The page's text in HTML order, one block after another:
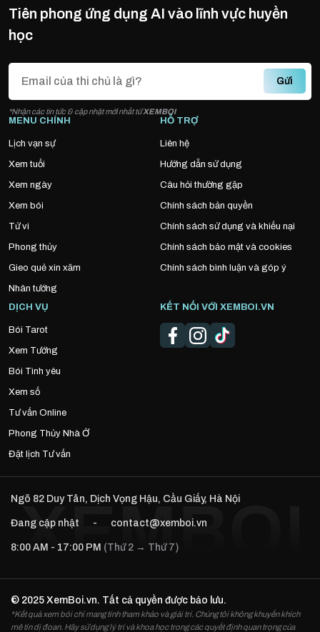
Tiên phong ứng dụng AI vào lĩnh vực huyền
học
Gửi
*Nhận các tin tức & cập nhật mới nhất từXEMBOI
MENU CHÍNH
Lịch vạn sự
Xem tuổi
Xem ngày
Xem bói
Tử vi
Phong thủy
Gieo quẻ xin xăm
Nhân tướng
HỖ TRỢ
Liên hệ
Hướng dẫn sử dụng
Câu hỏi thường gặp
Chính sách bản quyền
Chính sách sử dụng và khiếu nại
Chính sách bảo mật và cookies
Chính sách bình luận và góp ý
DỊCH VỤ
Bói Tarot
Xem Tướng
Bói Tình yêu
Xem số
Tư vấn Online
Phong Thủy Nhà Ở
Đặt lịch Tư vấn
KẾT NỐI VỚI XEMBOI.VN
Ngõ 82 Duy Tân, Dịch Vọng Hậu, Cầu Giấy, Hà Nội
Đang cập nhật - contact@xemboi.vn
8:00 AM - 17:00 PM (Thứ 2 → Thứ 7)
© 2025 XemBoi.vn. Tất cả quyền được bảo lưu.
*Kết quả xem bói chỉ mang tính tham khảo và giải trí. Chúng tôi không khuyến khích
mê tín dị đoan. Hãy sử dụng lý trí và khoa học trong các quyết định quan trọng của